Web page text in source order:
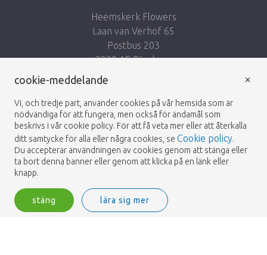
Heemskerk Flowers
Laan van Verhof 65
Postbus 203
2230 AE Rijnsburg
Följ oss:
© 2026 -
Heemskerk Flowers is a trading name of BGH A.Heemskerk AZN b.v.
cookie-meddelande
Vi, och tredje part, använder cookies på vår hemsida som är
nödvändiga för att fungera, men också för ändamål som
beskrivs i vår cookie policy. För att få veta mer eller att återkalla
ditt samtycke för alla eller några cookies, se Cookie policy.
Du accepterar användningen av cookies genom att stänga eller
ta bort denna banner eller genom att klicka på en länk eller
knapp.
stäng lära sig mer
×